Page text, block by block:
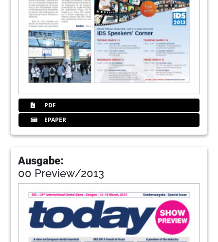
PDF
EPAPER
Ausgabe:
00 Preview/2013